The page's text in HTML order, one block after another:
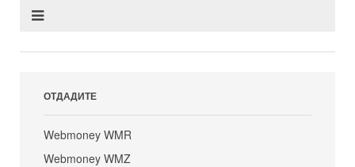
ОТДАДИТЕ
Webmoney WMR
Webmoney WMZ